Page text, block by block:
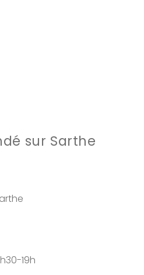
sur Sarthe
19h